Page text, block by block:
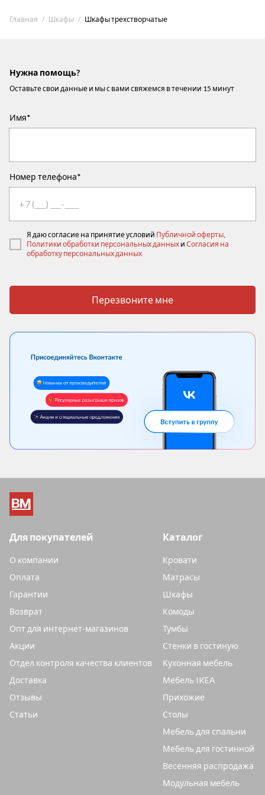
Главная Шкафы Шкафы трехстворчатые
Нужна помощь?
Оставьте свои данные и мы с вами свяжемся в течении 15 минут
Имя*
Номер телефона*
Я даю согласие на принятие условий Публичной оферты,
Политики обработки персональных данных и Согласия на
обработку персональных данных
Перезвоните мне
Каталог
Кровати
Матрасы
Шкафы
Комоды
Тумбы
Стенки в гостиную
Кухонная мебель
Мебель IKEA
Прихожие
Столы
Мебель для спальни
Мебель для гостинной
Весенняя распродажа
Модульная мебель
Для покупателей
О компании
Оплата
Гарантии
Возврат
Опт для интернет-магазинов
Акции
Отдел контроля качества клиентов
Доставка
Отзывы
Статьи